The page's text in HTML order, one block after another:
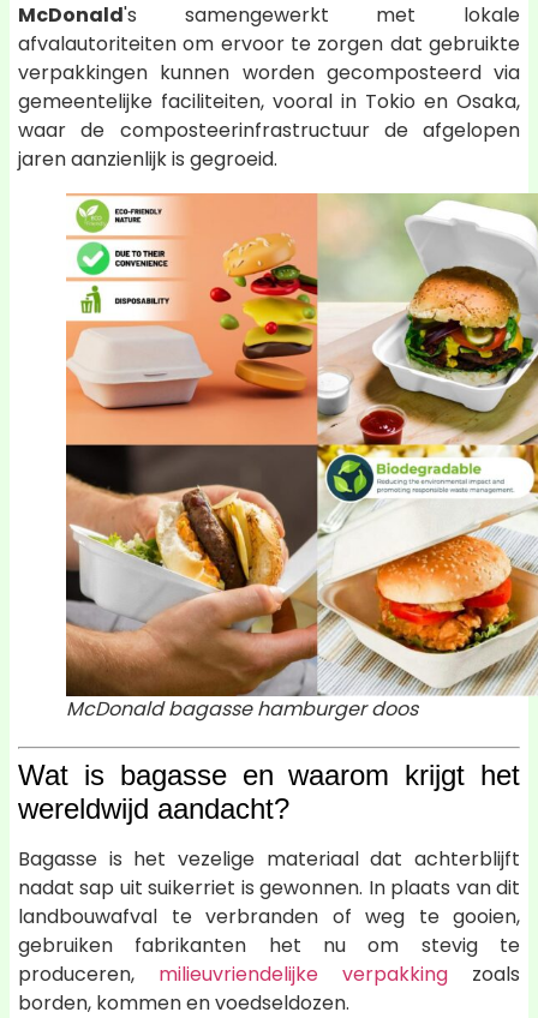
McDonald's samengewerkt met lokale
afvalautoriteiten om ervoor te zorgen dat gebruikte
verpakkingen kunnen worden gecomposteerd via
gemeentelijke faciliteiten, vooral in Tokio en Osaka,
waar de composteerinfrastructuur de afgelopen
jaren aanzienlijk is gegroeid.
McDonald bagasse hamburger doos
Wat is bagasse en waarom krijgt het
wereldwijd aandacht?
Bagasse is het vezelige materiaal dat achterblijft
nadat sap uit suikerriet is gewonnen. In plaats van dit
landbouwafval te verbranden of weg te gooien,
gebruiken fabrikanten het nu om stevig te
produceren, milieuvriendelijke verpakking zoals
borden, kommen en voedseldozen.